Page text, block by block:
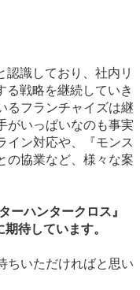
識しており、社内リ
る戦略を継続していき
るフランチャイズは継
がいっぱいなのも事実
イン対応や、『モンス
の協業など、様々な案
ハンタークロス』
待しています。
ちいただければと思い